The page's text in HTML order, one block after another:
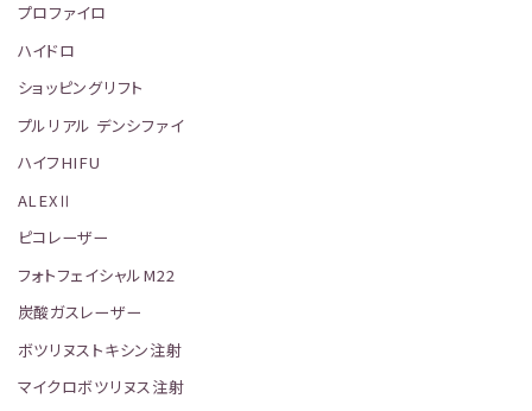
プロファイロ
ハイドロ
ショッピングリフト
プルリアル デンシファイ
ハイフHIFU
ALEXⅡ
ピコレーザー
フォトフェイシャルM22
炭酸ガスレーザー
ボツリヌストキシン注射
マイクロボツリヌス注射